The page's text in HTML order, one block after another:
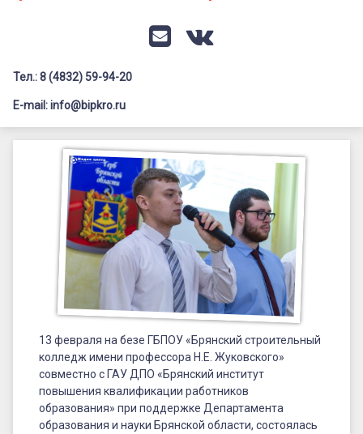
Профилактика дистанционных преступлений
Флагманы образования
Педагог-психолог
Иные конкурсы
E-mailVK
Заголовок сайта → второстепенный
Тел.: 8 (4832) 59-94-20
E-mail: info@bipkro.ru
Научно-
практическая
конференция
мире
науки»
13.02.2026
21.02.2026
ГАУ ДПО "БИПКРО"
13 февраля на безе ГБПОУ «Брянский строительный
колледж имени профессора Н.Е. Жуковского»
совместно с ГАУ ДПО «Брянский институт
повышения квалификации работников
образования» при поддержке Департамента
образования и науки Брянской области, состоялась